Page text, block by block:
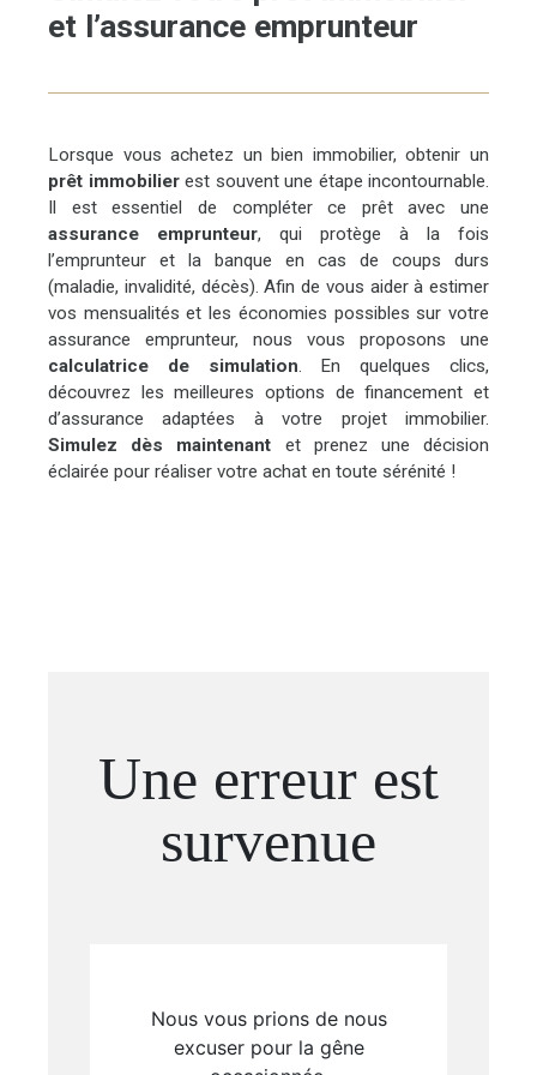
votre quotidien professionnel. Ne manquez pas cette
opportunité unique de donner à votre entreprise un espace de
maintenant pour organiser une visite et découvrir ce local
emplacement.
et l’assurance emprunteur
Lorsque vous achetez un bien immobilier, obtenir un
prêt immobilierest souvent une étape incontournable.
Il est essentiel de compléter ce prêt avec une
assurance emprunteur, qui protège à la fois
l’emprunteur et la banque en cas de coups durs
(maladie, invalidité, décès). Afin de vous aider à estimer
vos mensualités et les économies possibles sur votre
assurance emprunteur, nous vous proposons une
calculatrice de simulation. En quelques clics,
découvrez les meilleures options de financement et
d’assurance adaptées à votre projet immobilier.
Simulez dès maintenant et prenez une décision
éclairée pour réaliser votre achat en toute sérénité !